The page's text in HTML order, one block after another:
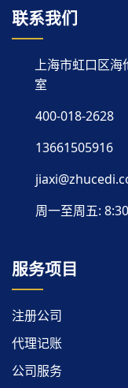
联系我们
上海市虹口区海
室
400-018-2628
13661505916
周一至周五:
服务项目
注册公司
代理记账
公司服务